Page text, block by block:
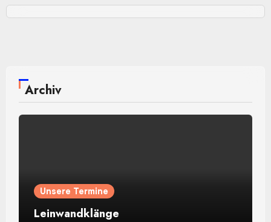
Archiv
Unsere Termine
Leinwandklänge